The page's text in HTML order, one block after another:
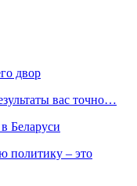
двор
вас точно…
Беларуси
политику – это